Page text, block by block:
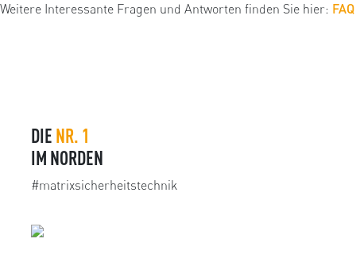
Weitere Interessante Fragen und Antworten finden Sie hier: FAQ
DIE NR. 1
IM NORDEN
#matrixsicherheitstechnik